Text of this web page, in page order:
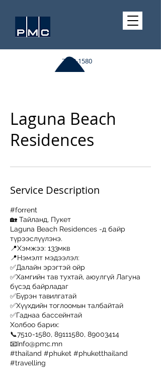
7510-1580
Laguna Beach
Residences
Service Description
#forrent
🏡 Тайланд, Пукет
Laguna Beach Residences -д байр
түрээслүүлэнэ.
📍Хэмжээ: 133мкв
📍Нэмэлт мэдээлэл:
✅Далайн эрэгтэй ойр
✅Хамгийн тав тухтай, аюулгүй Лагуна
бүсэд байрладаг
✅Бүрэн тавилгатай
✅Хүүхдийн тоглоомын талбайтай
✅Гаднаа бассейнтай
Холбоо барих:
📞7510-1580, 89111580, 89003414
📧Info@pmc.mn
#thailand #phuket #phuketthailand
#travelling